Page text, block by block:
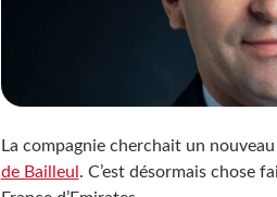
La compagnie cherchait un
de Bailleul . C’est désormais chose